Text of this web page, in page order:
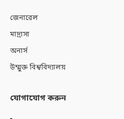
জেনারেল
মাদ্রাসা
অনার্স
উম্মুক্ত বিশ্ববিদ্যালয়
যোগাযোগ করুন